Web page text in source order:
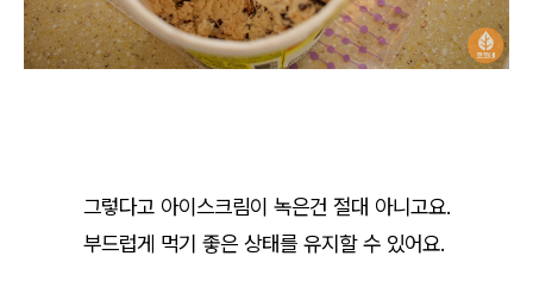
그렇다고 아이스크림이 녹은건 절대 아니고요.
부드럽게 먹기 좋은 상태를 유지할 수 있어요.